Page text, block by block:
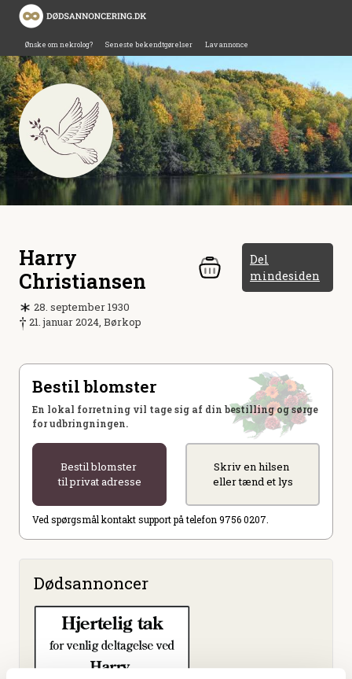
Ønske om nekrolog? Seneste bekendtgørelser Lav annonce
Harry
Christiansen
Del
mindesiden
28. september 1930
21. januar 2024, Børkop
Bestil blomster
En lokal forretning vil tage sig af din bestilling og sørge
for udbringningen.
Bestil blomster
til privat adresse
Skriv en hilsen
eller tænd et lys
Ved spørgsmål kontakt support på telefon 9756 0207.
Dødsannoncer